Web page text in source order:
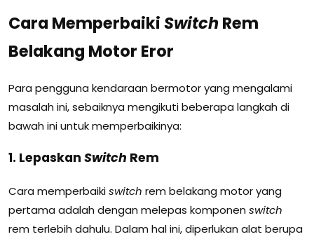
Cara MemperbaikiSwitchRem
Belakang Motor Eror
Para pengguna kendaraan bermotor yang mengalami
masalah ini, sebaiknya mengikuti beberapa langkah di
bawah ini untuk memperbaikinya:
1. Lepaskan Switch Rem
Cara memperbaikiswitch rem belakang motor yang
pertama adalah dengan melepas komponen switch
rem terlebih dahulu. Dalam hal ini, diperlukan alat berupa